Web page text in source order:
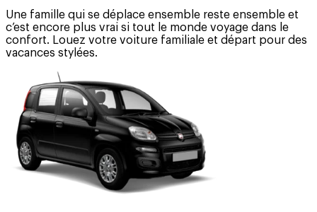
Une famille qui se déplace ensemble reste ensemble et
c’est encore plus vrai si tout le monde voyage dans le
confort. Louez votre voiture familiale et départ pour des
vacances stylées.